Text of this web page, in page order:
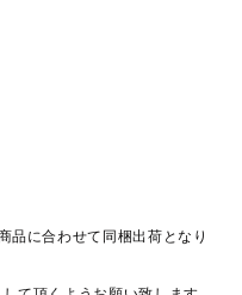
品に合わせて同梱出荷となり